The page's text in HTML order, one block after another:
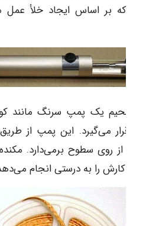
که بر اساس ایجاد خلأ عمل
لحیم یک پمپ سرنگ مانند
را از روی سطوح برمی‌دارد.
و کارش را به درستی انجام